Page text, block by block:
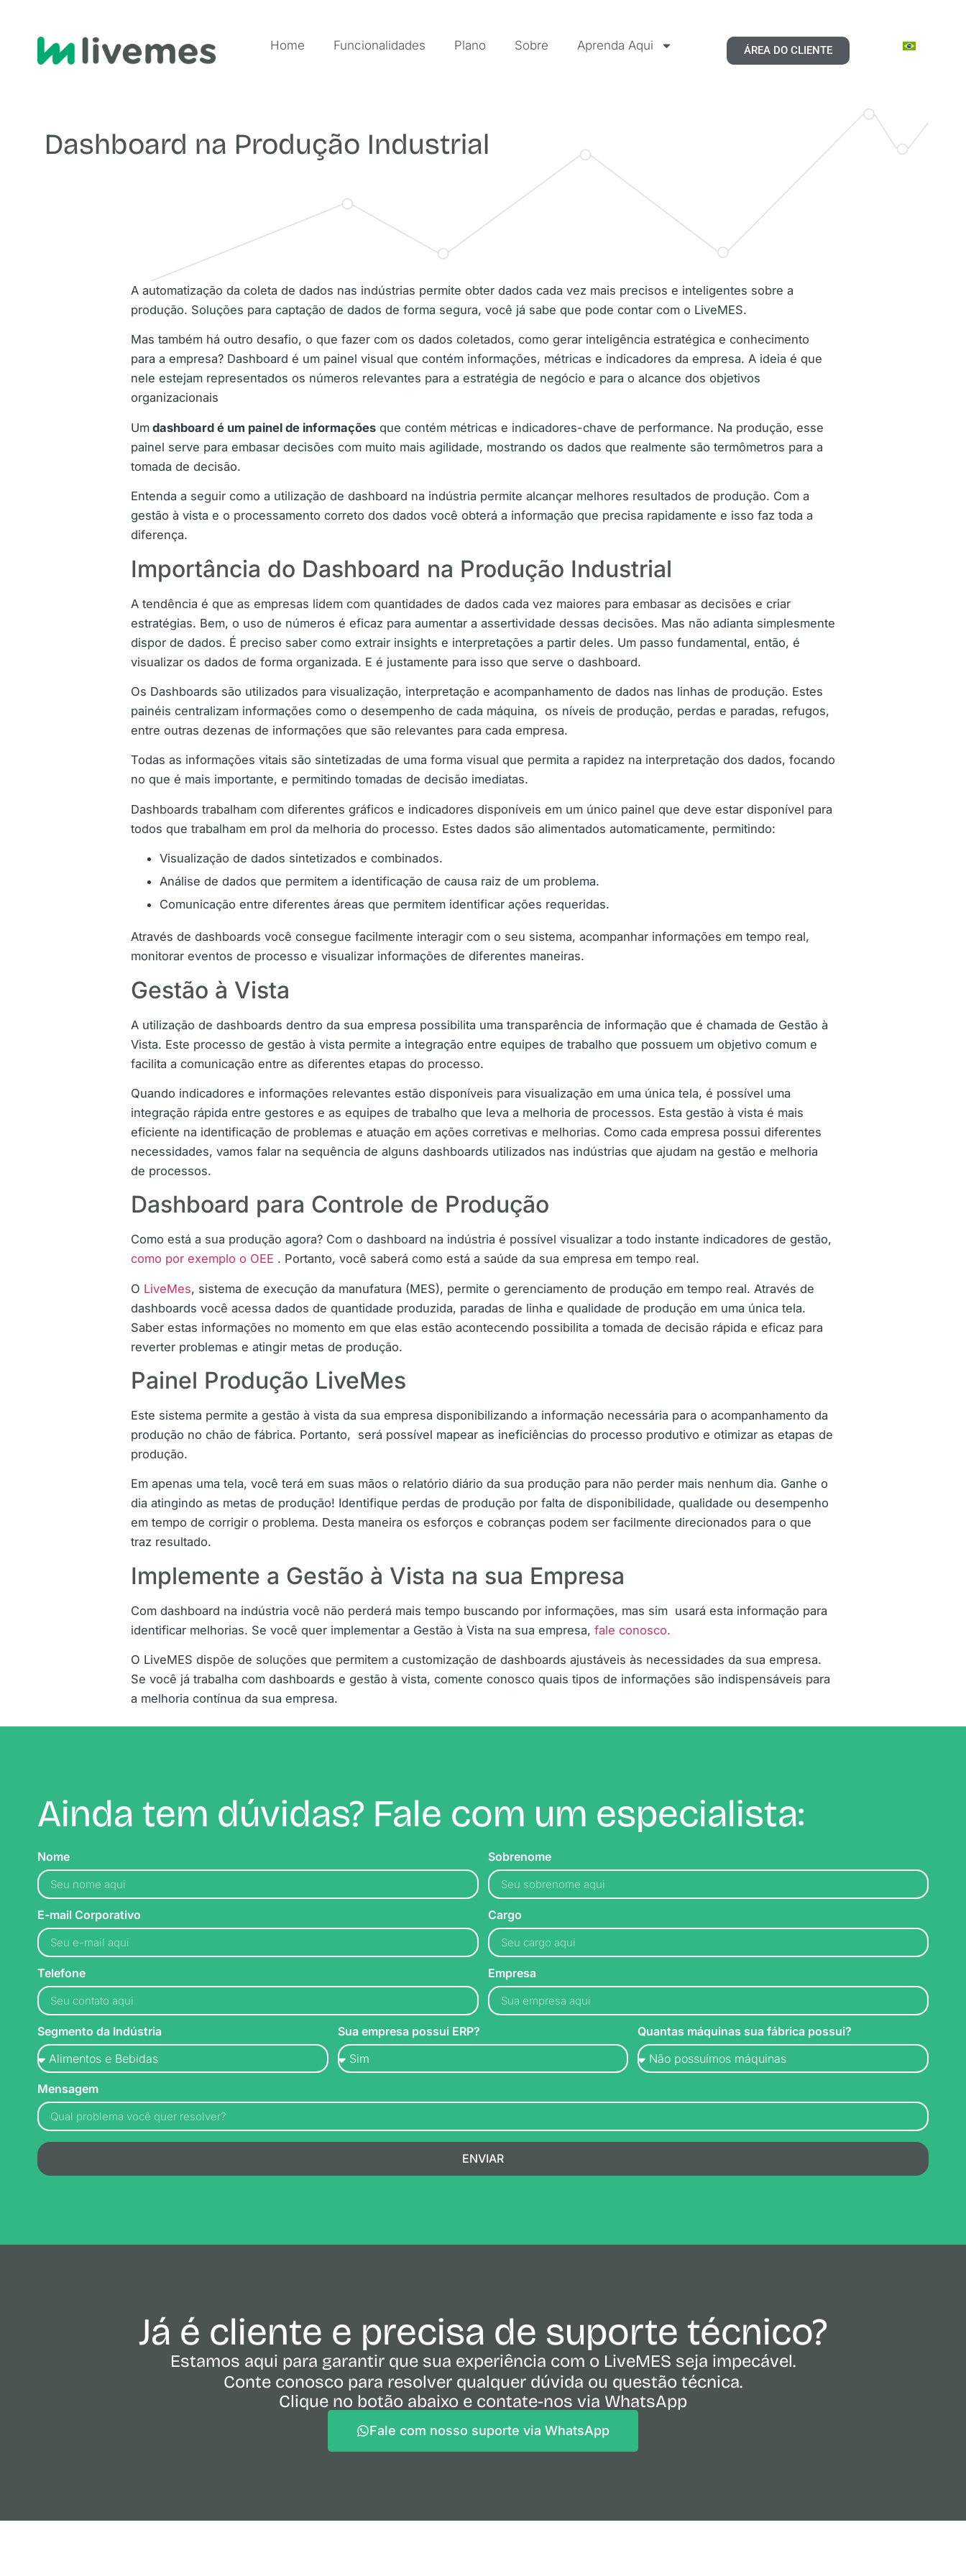
Home Funcionalidades Plano Sobre Aprenda Aqui ÁREA DO CLIENTE
Dashboard na Produção Industrial
A automatização da coleta de dados nas indústrias permite obter dados cada vez mais precisos e inteligentes sobre a
produção. Soluções para captação de dados de forma segura, você já sabe que pode contar com o LiveMES.
Mas também há outro desafio, o que fazer com os dados coletados, como gerar inteligência estratégica e conhecimento
para a empresa? Dashboard é um painel visual que contém informações, métricas e indicadores da empresa. A ideia é que
nele estejam representados os números relevantes para a estratégia de negócio e para o alcance dos objetivos
organizacionais
Um dashboard é um painel de informações que contém métricas e indicadores-chave de performance. Na produção, esse
painel serve para embasar decisões com muito mais agilidade, mostrando os dados que realmente são termômetros para a
tomada de decisão.
Entenda a seguir como a utilização de dashboard na indústria permite alcançar melhores resultados de produção. Com a
gestão à vista e o processamento correto dos dados você obterá a informação que precisa rapidamente e isso faz toda a
diferença.
Importância do Dashboard na Produção Industrial
A tendência é que as empresas lidem com quantidades de dados cada vez maiores para embasar as decisões e criar
estratégias. Bem, o uso de números é eficaz para aumentar a assertividade dessas decisões. Mas não adianta simplesmente
dispor de dados. É preciso saber como extrair insights e interpretações a partir deles. Um passo fundamental, então, é
visualizar os dados de forma organizada. E é justamente para isso que serve o dashboard.
Os Dashboards são utilizados para visualização, interpretação e acompanhamento de dados nas linhas de produção. Estes
painéis centralizam informações como o desempenho de cada máquina, os níveis de produção, perdas e paradas, refugos,
entre outras dezenas de informações que são relevantes para cada empresa.
Todas as informações vitais são sintetizadas de uma forma visual que permita a rapidez na interpretação dos dados, focando
no que é mais importante, e permitindo tomadas de decisão imediatas.
Dashboards trabalham com diferentes gráficos e indicadores disponíveis em um único painel que deve estar disponível para
todos que trabalham em prol da melhoria do processo. Estes dados são alimentados automaticamente, permitindo:
Visualização de dados sintetizados e combinados.
Análise de dados que permitem a identificação de causa raiz de um problema.
Comunicação entre diferentes áreas que permitem identificar ações requeridas.
Através de dashboards você consegue facilmente interagir com o seu sistema, acompanhar informações em tempo real,
monitorar eventos de processo e visualizar informações de diferentes maneiras.
Gestão à Vista
A utilização de dashboards dentro da sua empresa possibilita uma transparência de informação que é chamada de Gestão à
Vista. Este processo de gestão à vista permite a integração entre equipes de trabalho que possuem um objetivo comum e
facilita a comunicação entre as diferentes etapas do processo.
Quando indicadores e informações relevantes estão disponíveis para visualização em uma única tela, é possível uma
integração rápida entre gestores e as equipes de trabalho que leva a melhoria de processos. Esta gestão à vista é mais
eficiente na identificação de problemas e atuação em ações corretivas e melhorias. Como cada empresa possui diferentes
necessidades, vamos falar na sequência de alguns dashboards utilizados nas indústrias que ajudam na gestão e melhoria
de processos.
Dashboard para Controle de Produção
Como está a sua produção agora? Com o dashboard na indústria é possível visualizar a todo instante indicadores de gestão,
como por exemplo o OEE . Portanto, você saberá como está a saúde da sua empresa em tempo real.
O LiveMes, sistema de execução da manufatura (MES), permite o gerenciamento de produção em tempo real. Através de
dashboards você acessa dados de quantidade produzida, paradas de linha e qualidade de produção em uma única tela.
Saber estas informações no momento em que elas estão acontecendo possibilita a tomada de decisão rápida e eficaz para
reverter problemas e atingir metas de produção.
Painel Produção LiveMes
Este sistema permite a gestão à vista da sua empresa disponibilizando a informação necessária para o acompanhamento da
produção no chão de fábrica. Portanto, será possível mapear as ineficiências do processo produtivo e otimizar as etapas de
produção.
Em apenas uma tela, você terá em suas mãos o relatório diário da sua produção para não perder mais nenhum dia. Ganhe o
dia atingindo as metas de produção! Identifique perdas de produção por falta de disponibilidade, qualidade ou desempenho
em tempo de corrigir o problema. Desta maneira os esforços e cobranças podem ser facilmente direcionados para o que
traz resultado.
Implemente a Gestão à Vista na sua Empresa
Com dashboard na indústria você não perderá mais tempo buscando por informações, mas sim usará esta informação para
identificar melhorias. Se você quer implementar a Gestão à Vista na sua empresa, fale conosco.
O LiveMES dispõe de soluções que permitem a customização de dashboards ajustáveis às necessidades da sua empresa.
Se você já trabalha com dashboards e gestão à vista, comente conosco quais tipos de informações são indispensáveis para
a melhoria contínua da sua empresa.
Ainda tem dúvidas? Fale com um especialista:
Nome Sobrenome
E-mail Corporativo Cargo
Telefone Empresa
Segmento da Indústria Sua empresa possui ERP? Quantas máquinas sua fábrica possui?
Mensagem
ENVIAR
Já é cliente e precisa de suporte técnico?
Estamos aqui para garantir que sua experiência com o LiveMES seja impecável.
Conte conosco para resolver qualquer dúvida ou questão técnica.
Clique no botão abaixo e contate-nos via WhatsApp
Fale com nosso suporte via WhatsApp